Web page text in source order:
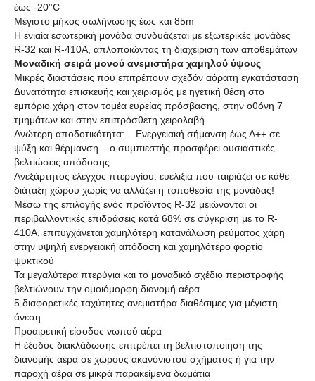
έως -20°C
Μέγιστο μήκος σωλήνωσης έως και 85m
Η ενιαία εσωτερική μονάδα συνδυάζεται με εξωτερικές μονάδες
R-32 και R-410A, απλοποιώντας τη διαχείριση των αποθεμάτων
Μοναδική σειρά μονού ανεμιστήρα χαμηλού ύψους
Μικρές διαστάσεις που επιτρέπουν σχεδόν αόρατη εγκατάσταση
Δυνατότητα επισκευής και χειρισμός με ηγετική θέση στο
εμπόριο χάρη στον τομέα ευρείας πρόσβασης, στην οθόνη 7
τμημάτων και στην επιπρόσθετη χειρολαβή
Ανώτερη αποδοτικότητα: – Ενεργειακή σήμανση έως Α++ σε
ψύξη και θέρμανση – ο συμπιεστής προσφέρει ουσιαστικές
βελτιώσεις απόδοσης
Ανεξάρτητος έλεγχος πτερυγίου: ευελιξία που ταιριάζει σε κάθε
διάταξη χώρου χωρίς να αλλάζει η τοποθεσία της μονάδας!
Μέσω της επιλογής ενός προϊόντος R-32 μειώνονται οι
περιβαλλοντικές επιδράσεις κατά 68% σε σύγκριση με το R-
410A, επιτυγχάνεται χαμηλότερη κατανάλωση ρεύματος χάρη
στην υψηλή ενεργειακή απόδοση και χαμηλότερο φορτίο
ψυκτικού
Τα μεγαλύτερα πτερύγια και το μοναδικό σχέδιο περιστροφής
βελτιώνουν την ομοιόμορφη διανομή αέρα
5 διαφορετικές ταχύτητες ανεμιστήρα διαθέσιμες για μέγιστη
άνεση
Προαιρετική είσοδος νωπού αέρα
Η έξοδος διακλάδωσης επιτρέπει τη βελτιστοποίηση της
διανομής αέρα σε χώρους ακανόνιστου σχήματος ή για την
παροχή αέρα σε μικρά παρακείμενα δωμάτια